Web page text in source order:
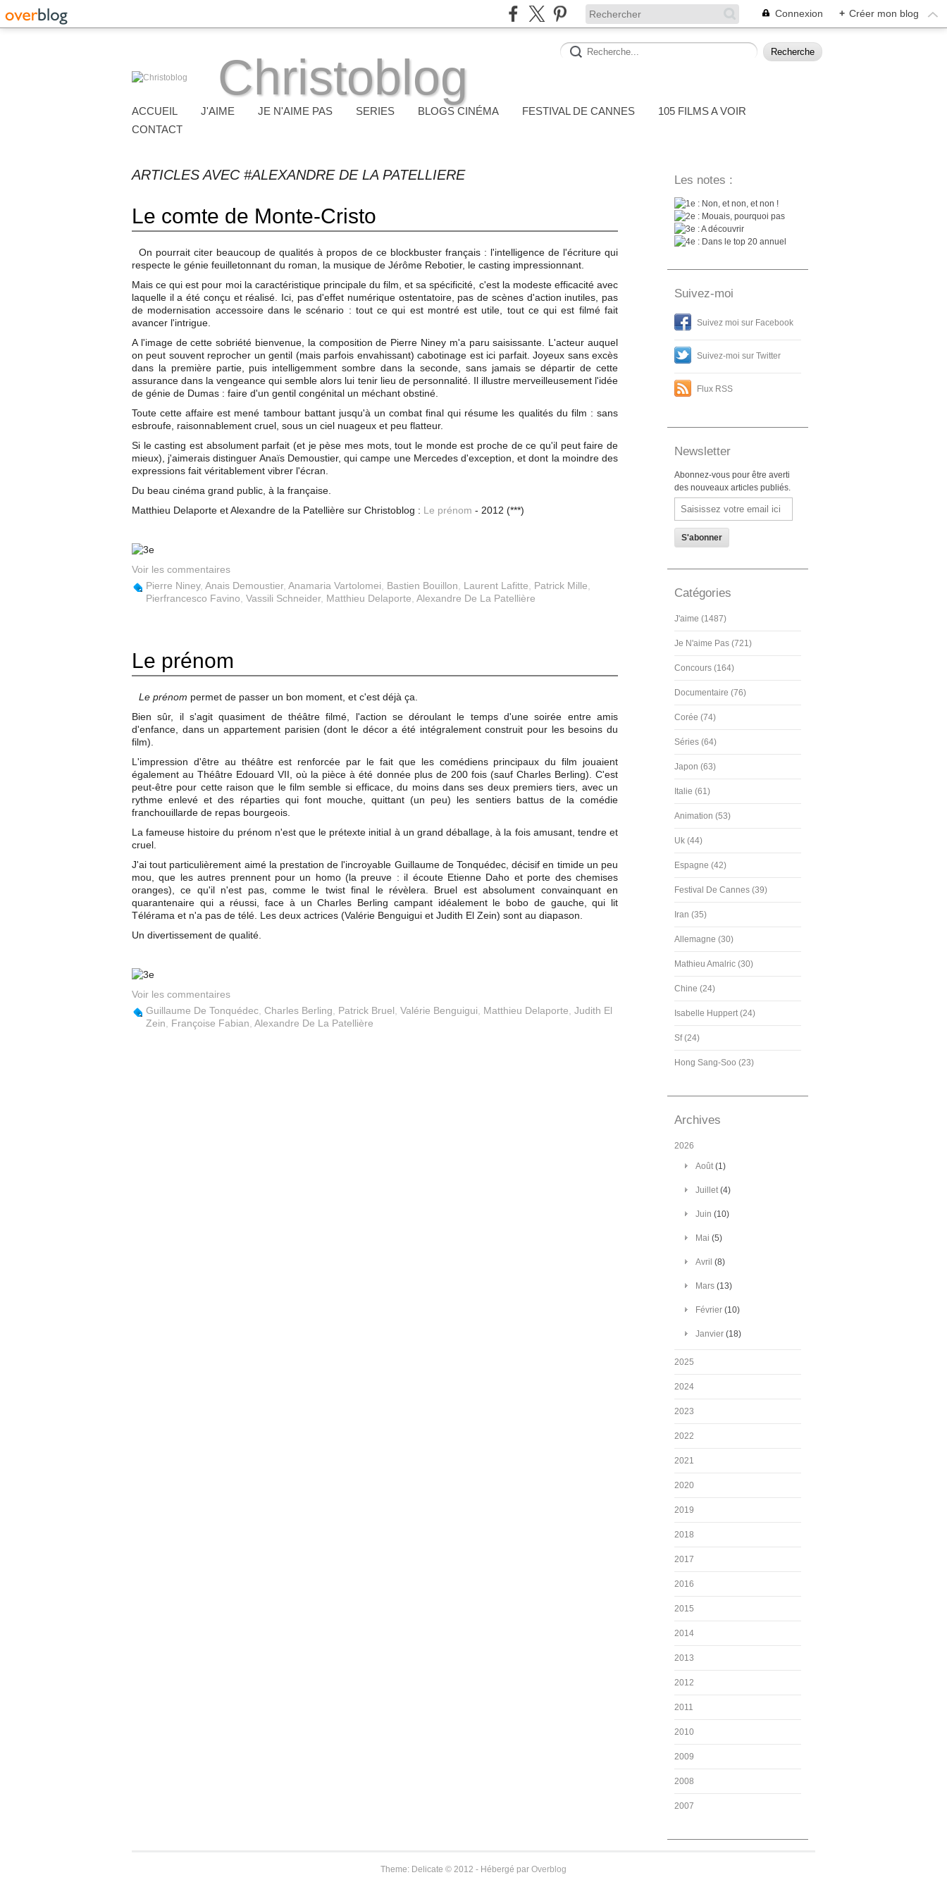
Connexion + Créer mon blog
Christoblog
ACCUEIL J'AIME JE N'AIME PAS SERIES BLOGS CINÉMA FESTIVAL DE CANNES
105 FILMS A VOIR
CONTACT
ARTICLES AVEC #ALEXANDRE DE LA PATELLIERE
Le comte de Monte-Cristo
On pourrait citer beaucoup de qualités à propos de ce blockbuster français : l'intelligence de l'écriture qui
respecte le génie feuilletonnant du roman, la musique de Jérôme Rebotier, le casting impressionnant.
Mais ce qui est pour moi la caractéristique principale du film, et sa spécificité, c'est la modeste efficacité avec
laquelle il a été conçu et réalisé. Ici, pas d'effet numérique ostentatoire, pas de scènes d'action inutiles, pas
de modernisation accessoire dans le scénario : tout ce qui est montré est utile, tout ce qui est filmé fait
avancer l'intrigue.
A l'image de cette sobriété bienvenue, la composition de Pierre Niney m'a paru saisissante. L'acteur auquel
on peut souvent reprocher un gentil (mais parfois envahissant) cabotinage est ici parfait. Joyeux sans excès
dans la première partie, puis intelligemment sombre dans la seconde, sans jamais se départir de cette
assurance dans la vengeance qui semble alors lui tenir lieu de personnalité. Il illustre merveilleusement l'idée
de génie de Dumas : faire d'un gentil congénital un méchant obstiné.
Toute cette affaire est mené tambour battant jusqu'à un combat final qui résume les qualités du film : sans
esbroufe, raisonnablement cruel, sous un ciel nuageux et peu flatteur.
Si le casting est absolument parfait (et je pèse mes mots, tout le monde est proche de ce qu'il peut faire de
mieux), j'aimerais distinguer Anaïs Demoustier, qui campe une Mercedes d'exception, et dont la moindre des
expressions fait véritablement vibrer l'écran.
Du beau cinéma grand public, à la française.
Matthieu Delaporte et Alexandre de la Patellière sur Christoblog : Le prénom - 2012 (***)
Voir les commentaires
Pierre Niney, Anais Demoustier, Anamaria Vartolomei Bastien Bouillon Laurent Lafitte Patrick Mille
Pierfrancesco Favino Vassili Schneider, Matthieu Delaporte Alexandre De La Patellière
Le prénom
Le prénom permet de passer un bon moment, et c'est déjà ça.
Bien sûr, il s'agit quasiment de théâtre filmé, l'action se déroulant le temps d'une soirée entre amis
d'enfance, dans un appartement parisien (dont le décor a été intégralement construit pour les besoins du
film).
L'impression d'être au théâtre est renforcée par le fait que les comédiens principaux du film jouaient
également au Théâtre Edouard VII, où la pièce à été donnée plus de 200 fois (sauf Charles Berling). C'est
peut-être pour cette raison que le film semble si efficace, du moins dans ses deux premiers tiers, avec un
rythme enlevé et des réparties qui font mouche, quittant (un peu) les sentiers battus de la comédie
franchouillarde de repas bourgeois.
La fameuse histoire du prénom n'est que le prétexte initial à un grand déballage, à la fois amusant, tendre et
cruel.
J'ai tout particulièrement aimé la prestation de l'incroyable Guillaume de Tonquédec, décisif en timide un peu
mou, que les autres prennent pour un homo (la preuve : il écoute Etienne Daho et porte des chemises
oranges), ce qu'il n'est pas, comme le twist final le révèlera. Bruel est absolument convainquant en
quarantenaire qui a réussi, face à un Charles Berling campant idéalement le bobo de gauche, qui lit
Télérama et n'a pas de télé. Les deux actrices (Valérie Benguigui et Judith El Zein) sont au diapason.
Un divertissement de qualité.
Voir les commentaires
Guillaume De Tonquédec Charles Berling Patrick Bruel Valérie Benguigui Matthieu Delaporte Judith El
Zein
Françoise Fabian Alexandre De La Patellière
Les notes :
: Non, et non, et non !
: Mouais, pourquoi pas
: A découvrir
: Dans le top 20 annuel
Suivez-moi
Suivez moi sur Facebook
Suivez-moi sur Twitter
Flux RSS
Newsletter
Abonnez-vous pour être averti
des nouveaux articles publiés.
Email
Catégories
J'aime (1487)
Je N'aime Pas (721)
Concours (164)
Documentaire (76)
Corée (74)
Séries (64)
Japon (63)
Italie (61)
Animation (53)
Uk (44)
Espagne (42)
Festival De Cannes (39)
Iran (35)
Allemagne (30)
Mathieu Amalric (30)
Chine (24)
Isabelle Huppert (24)
Sf (24)
Hong Sang-Soo (23)
Archives
2026
Août(1)
Juillet(4)
Juin (10)
Mai (5)
Avril (8)
Mars (13)
Février (10)
Janvier (18)
2025
2024
2023
2022
2021
2020
2019
2018
2017
2016
2015
2014
2013
2012
2011
2010
2009
2008
2007
Theme: Delicate © 2012 - Hébergé par Overblog